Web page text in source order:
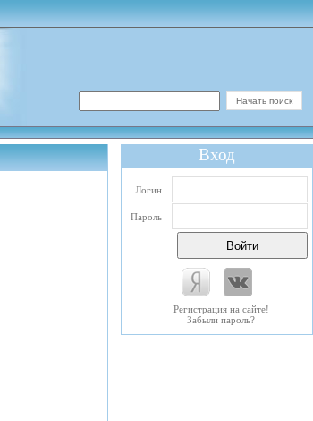
Вход
Логин
Пароль
Регистрация на сайте!
Забыли пароль?